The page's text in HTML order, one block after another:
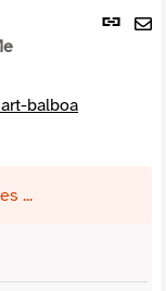
Lien
balboa
...